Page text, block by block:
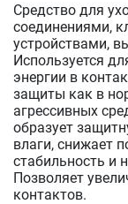
Средство для
соединениями,
устройствами,
Используется
энергии в
защиты как в
агрессивных
образует
влаги, снижает
стабильность и
Позволяет
контактов.